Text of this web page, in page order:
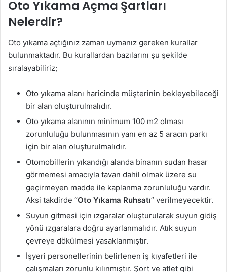
Oto Yıkama Açma Şartları
Nelerdir?
Oto yıkama açtığınız zaman uymanız gereken kurallar
bulunmaktadır. Bu kurallardan bazılarını şu şekilde
sıralayabiliriz;
Oto yıkama alanı haricinde müşterinin bekleyebileceği
bir alan oluşturulmalıdır.
Oto yıkama alanının minimum 100 m2 olması
zorunluluğu bulunmasının yanı en az 5 aracın parkı
için bir alan oluşturulmalıdır.
Otomobillerin yıkandığı alanda binanın sudan hasar
görmemesi amacıyla tavan dahil olmak üzere su
geçirmeyen madde ile kaplanma zorunluluğu vardır.
Aksi takdirde “Oto Yıkama Ruhsatı” verilmeyecektir.
Suyun gitmesi için ızgaralar oluşturularak suyun gidiş
yönü ızgaralara doğru ayarlanmalıdır. Atık suyun
çevreye dökülmesi yasaklanmıştır.
İşyeri personellerinin belirlenen iş kıyafetleri ile
çalışmaları zorunlu kılınmıştır. Şort ve atlet gibi